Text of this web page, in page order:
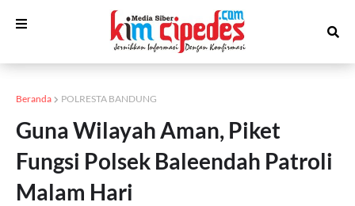
Beranda POLRESTA BANDUNG
Guna Wilayah Aman, Piket
Fungsi Polsek Baleendah Patroli
Malam Hari